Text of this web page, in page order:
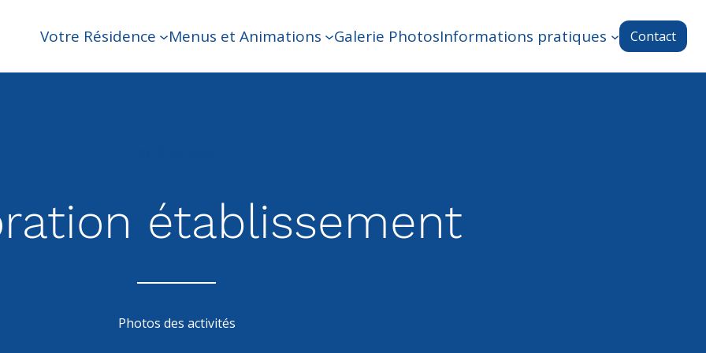
Votre Résidence Menus et Animations Galerie PhotosInformations pratiques Contact
établissement
Photos des activités